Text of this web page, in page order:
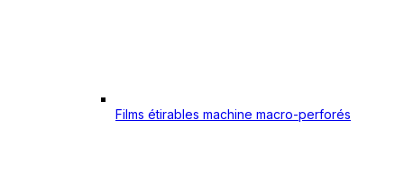
Films étirables machine macro-perforés